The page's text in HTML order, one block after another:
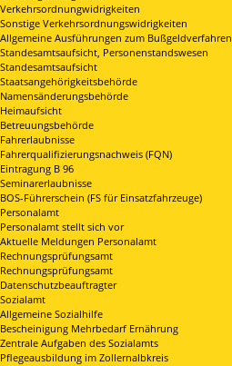
Verkehrsordnungwidrigkeiten
Sonstige Verkehrsordnungswidrigkeiten
Allgemeine Ausführungen zum Bußgeldverfahren
Standesamtsaufsicht, Personenstandswesen
Standesamtsaufsicht
Staatsangehörigkeitsbehörde
Namensänderungsbehörde
Heimaufsicht
Betreuungsbehörde
Fahrerlaubnisse
Fahrerqualifizierungsnachweis (FQN)
Eintragung B 96
Seminarerlaubnisse
BOS-Führerschein (FS für Einsatzfahrzeuge)
Personalamt
Personalamt stellt sich vor
Aktuelle Meldungen Personalamt
Rechnungsprüfungsamt
Rechnungsprüfungsamt
Datenschutzbeauftragter
Sozialamt
Allgemeine Sozialhilfe
Bescheinigung Mehrbedarf Ernährung
Zentrale Aufgaben des Sozialamts
Pflegeausbildung im Zollernalbkreis